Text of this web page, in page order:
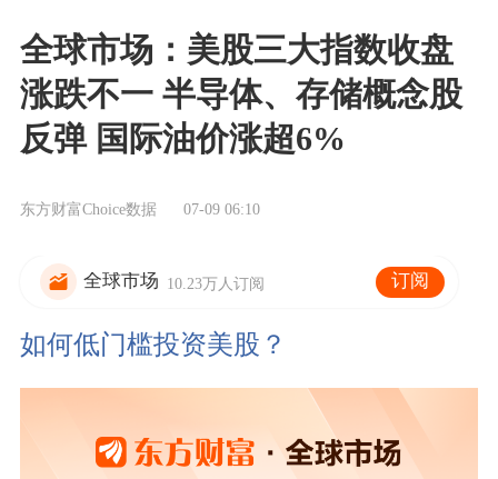
全球市场：美股三大指数收盘
涨跌不一 半导体、存储概念股
反弹 国际油价涨超6%
东方财富Choice数据 07-09 06:10
全球市场 10.23万人订阅 订阅
如何低门槛投资美股？